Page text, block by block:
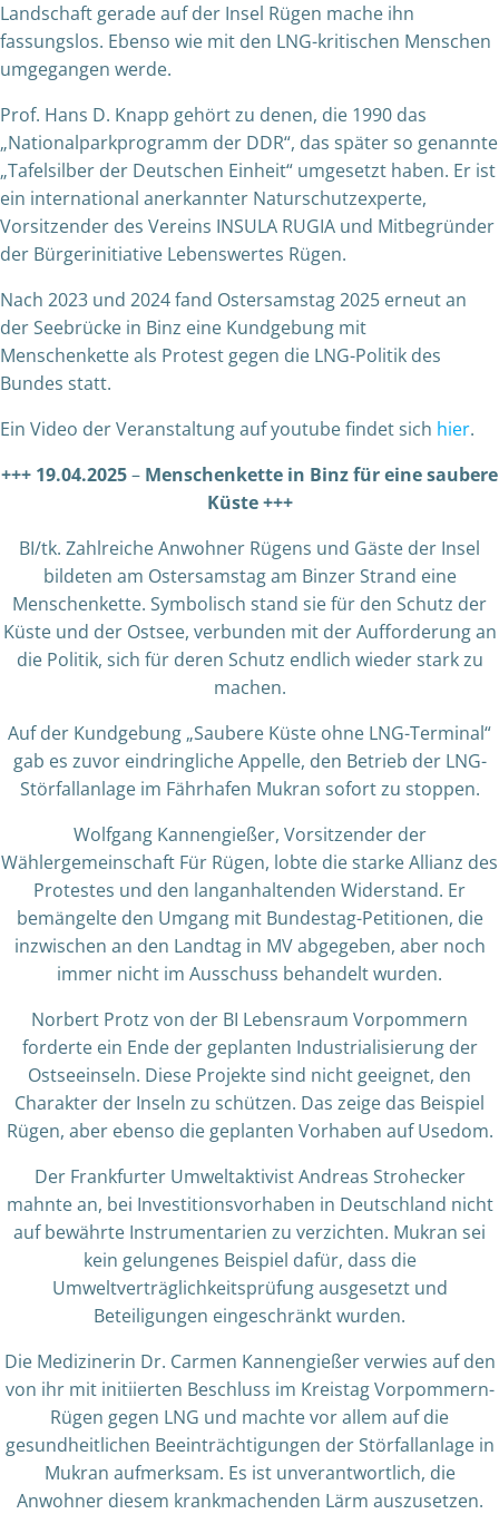
Landschaft gerade auf der Insel Rügen mache ihn
fassungslos. Ebenso wie mit den LNG-kritischen Menschen
umgegangen werde.
Prof. Hans D. Knapp gehört zu denen, die 1990 das
„Nationalparkprogramm der DDR“, das später so genannte
„Tafelsilber der Deutschen Einheit“ umgesetzt haben. Er ist
ein international anerkannter Naturschutzexperte,
Vorsitzender des Vereins INSULA RUGIA und Mitbegründer
der Bürgerinitiative Lebenswertes Rügen.
Nach 2023 und 2024 fand Ostersamstag 2025 erneut an
der Seebrücke in Binz eine Kundgebung mit
Menschenkette als Protest gegen die LNG-Politik des
Bundes statt.
Ein Video der Veranstaltung auf youtube findet sich hier.
+++ 19.04.2025– Menschenkette in Binz für eine saubere
Küste +++
BI/tk. Zahlreiche Anwohner Rügens und Gäste der Insel
bildeten am Ostersamstag am Binzer Strand eine
Menschenkette. Symbolisch stand sie für den Schutz der
Küste und der Ostsee, verbunden mit der Aufforderung an
die Politik, sich für deren Schutz endlich wieder stark zu
machen.
Auf der Kundgebung „Saubere Küste ohne LNG-Terminal“
gab es zuvor eindringliche Appelle, den Betrieb der LNG-
Störfallanlage im Fährhafen Mukran sofort zu stoppen.
Wolfgang Kannengießer, Vorsitzender der
Wählergemeinschaft Für Rügen, lobte die starke Allianz des
Protestes und den langanhaltenden Widerstand. Er
bemängelte den Umgang mit Bundestag-Petitionen, die
inzwischen an den Landtag in MV abgegeben, aber noch
immer nicht im Ausschuss behandelt wurden.
Norbert Protz von der BI Lebensraum Vorpommern
forderte ein Ende der geplanten Industrialisierung der
Ostseeinseln. Diese Projekte sind nicht geeignet, den
Charakter der Inseln zu schützen. Das zeige das Beispiel
Rügen, aber ebenso die geplanten Vorhaben auf Usedom.
Der Frankfurter Umweltaktivist Andreas Strohecker
mahnte an, bei Investitionsvorhaben in Deutschland nicht
auf bewährte Instrumentarien zu verzichten. Mukran sei
kein gelungenes Beispiel dafür, dass die
Umweltverträglichkeitsprüfung ausgesetzt und
Beteiligungen eingeschränkt wurden.
Die Medizinerin Dr. Carmen Kannengießer verwies auf den
von ihr mit initiierten Beschluss im Kreistag Vorpommern-
Rügen gegen LNG und machte vor allem auf die
gesundheitlichen Beeinträchtigungen der Störfallanlage in
Mukran aufmerksam. Es ist unverantwortlich, die
Anwohner diesem krankmachenden Lärm auszusetzen.